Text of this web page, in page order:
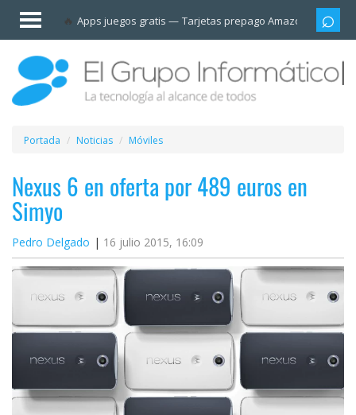
Apps juegos gratis Tarjetas prepago Amazon
Invitado
Iniciar
sesión /
Registrarse
Esenciales
Móviles
Ofertas
Apps
Redes
sociales
Plataformas
streaming
Operadores
Portada Noticias Móviles
Nexus 6 en oferta por 489 euros en
Simyo
Pedro Delgado 16 julio 2015, 16:09